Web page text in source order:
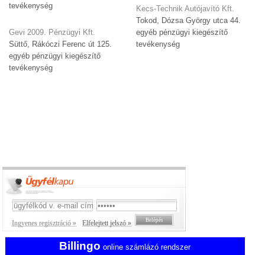
tevékenység
Gevi 2009. Pénzügyi Kft.
Süttő, Rákóczi Ferenc út 125.
egyéb pénzügyi kiegészítő
tevékenység
Kecs-Technik Autójavító Kft.
Tokod, Dózsa György utca 44.
egyéb pénzügyi kiegészítő
tevékenység
Ingyenes regisztráció » Elfelejtett jelszó »
Billingo online számlázó rendszer